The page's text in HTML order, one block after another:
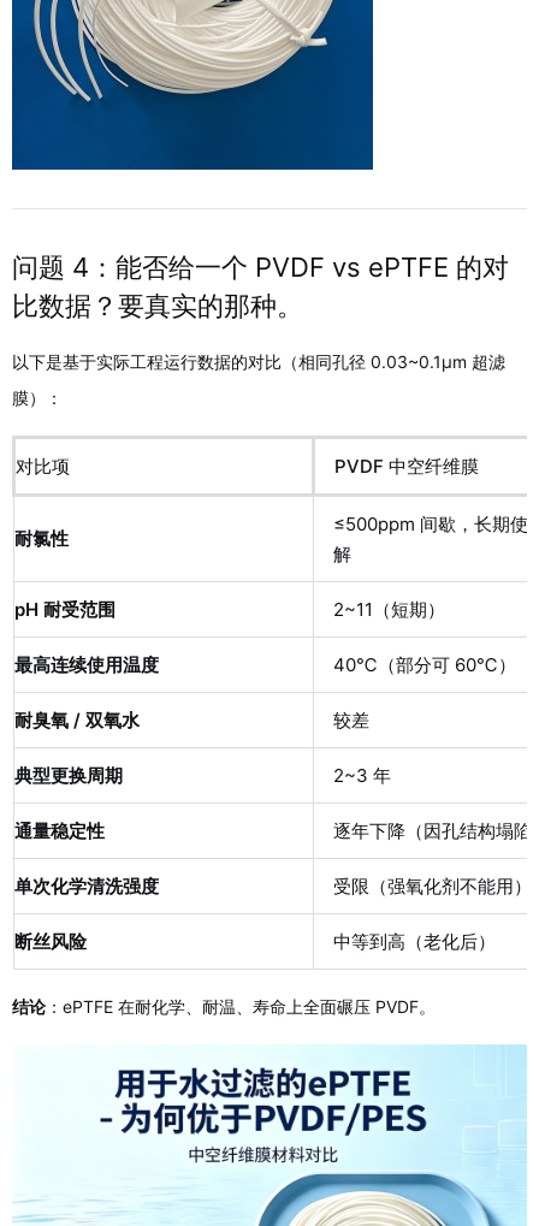
问题 4：能否给一个 PVDF vs ePTFE 的对
比数据？要真实的那种。
以下是基于实际工程运行数据的对比（相同孔径 0.03~0.1μm 超滤
膜）：
对比项 PVDF 中空纤维膜
耐氯性
≤500ppm 间歇，长期使
解
pH 耐受范围 2~11（短期）
最高连续使用温度 40℃（部分可 60℃）
耐臭氧 / 双氧水 较差
典型更换周期 2~3 年
通量稳定性 逐年下降（因孔结构塌陷
单次化学清洗强度 受限（强氧化剂不能用）
断丝风险 中等到高（老化后）
结论 ：ePTFE 在耐化学、耐温、寿命上全面碾压 PVDF。